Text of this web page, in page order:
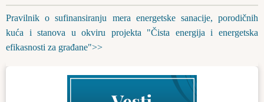
Pravilnik o sufinansiranju mera energetske sanacije, porodičnih
kuća i stanova u okviru projekta "Čista energija i energetska
efikasnosti za građane">>